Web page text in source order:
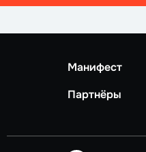
Манифест
Партнёры